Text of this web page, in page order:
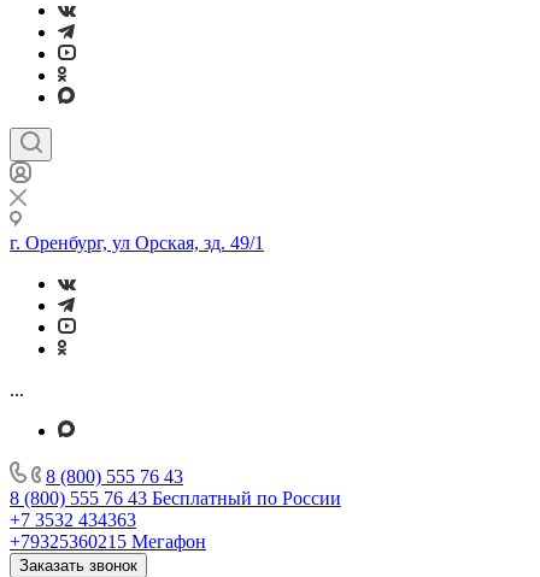
г. Оренбург, ул Орская, зд. 49/1
...
8 (800) 555 76 43
8 (800) 555 76 43 Бесплатный по России
+7 3532 434363
+79325360215 Мегафон
Заказать звонок